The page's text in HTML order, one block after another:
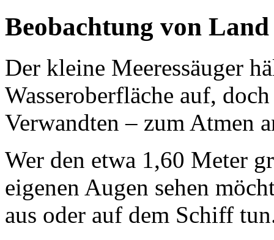
Beobachtung von
Der kleine Meeressäuger
Wasseroberfläche auf,
Verwandten – zum Atmen
Wer den etwa 1,60 Meter
eigenen Augen sehen
aus oder auf dem Schiff